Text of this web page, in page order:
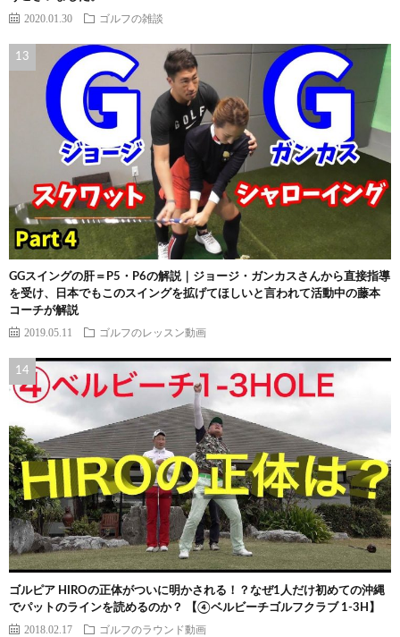
2020.01.30 ゴルフの雑談
GGスイングの肝＝P5・P6の解説｜ジョージ・ガンカスさんから直接指導
を受け、日本でもこのスイングを拡げてほしいと言われて活動中の藤本
コーチが解説
2019.05.11 ゴルフのレッスン動画
ゴルピア HIROの正体がついに明かされる！？なぜ1人だけ初めての沖縄
でパットのラインを読めるのか？ 【④ベルビーチゴルフクラブ 1-3H】
2018.02.17 ゴルフのラウンド動画